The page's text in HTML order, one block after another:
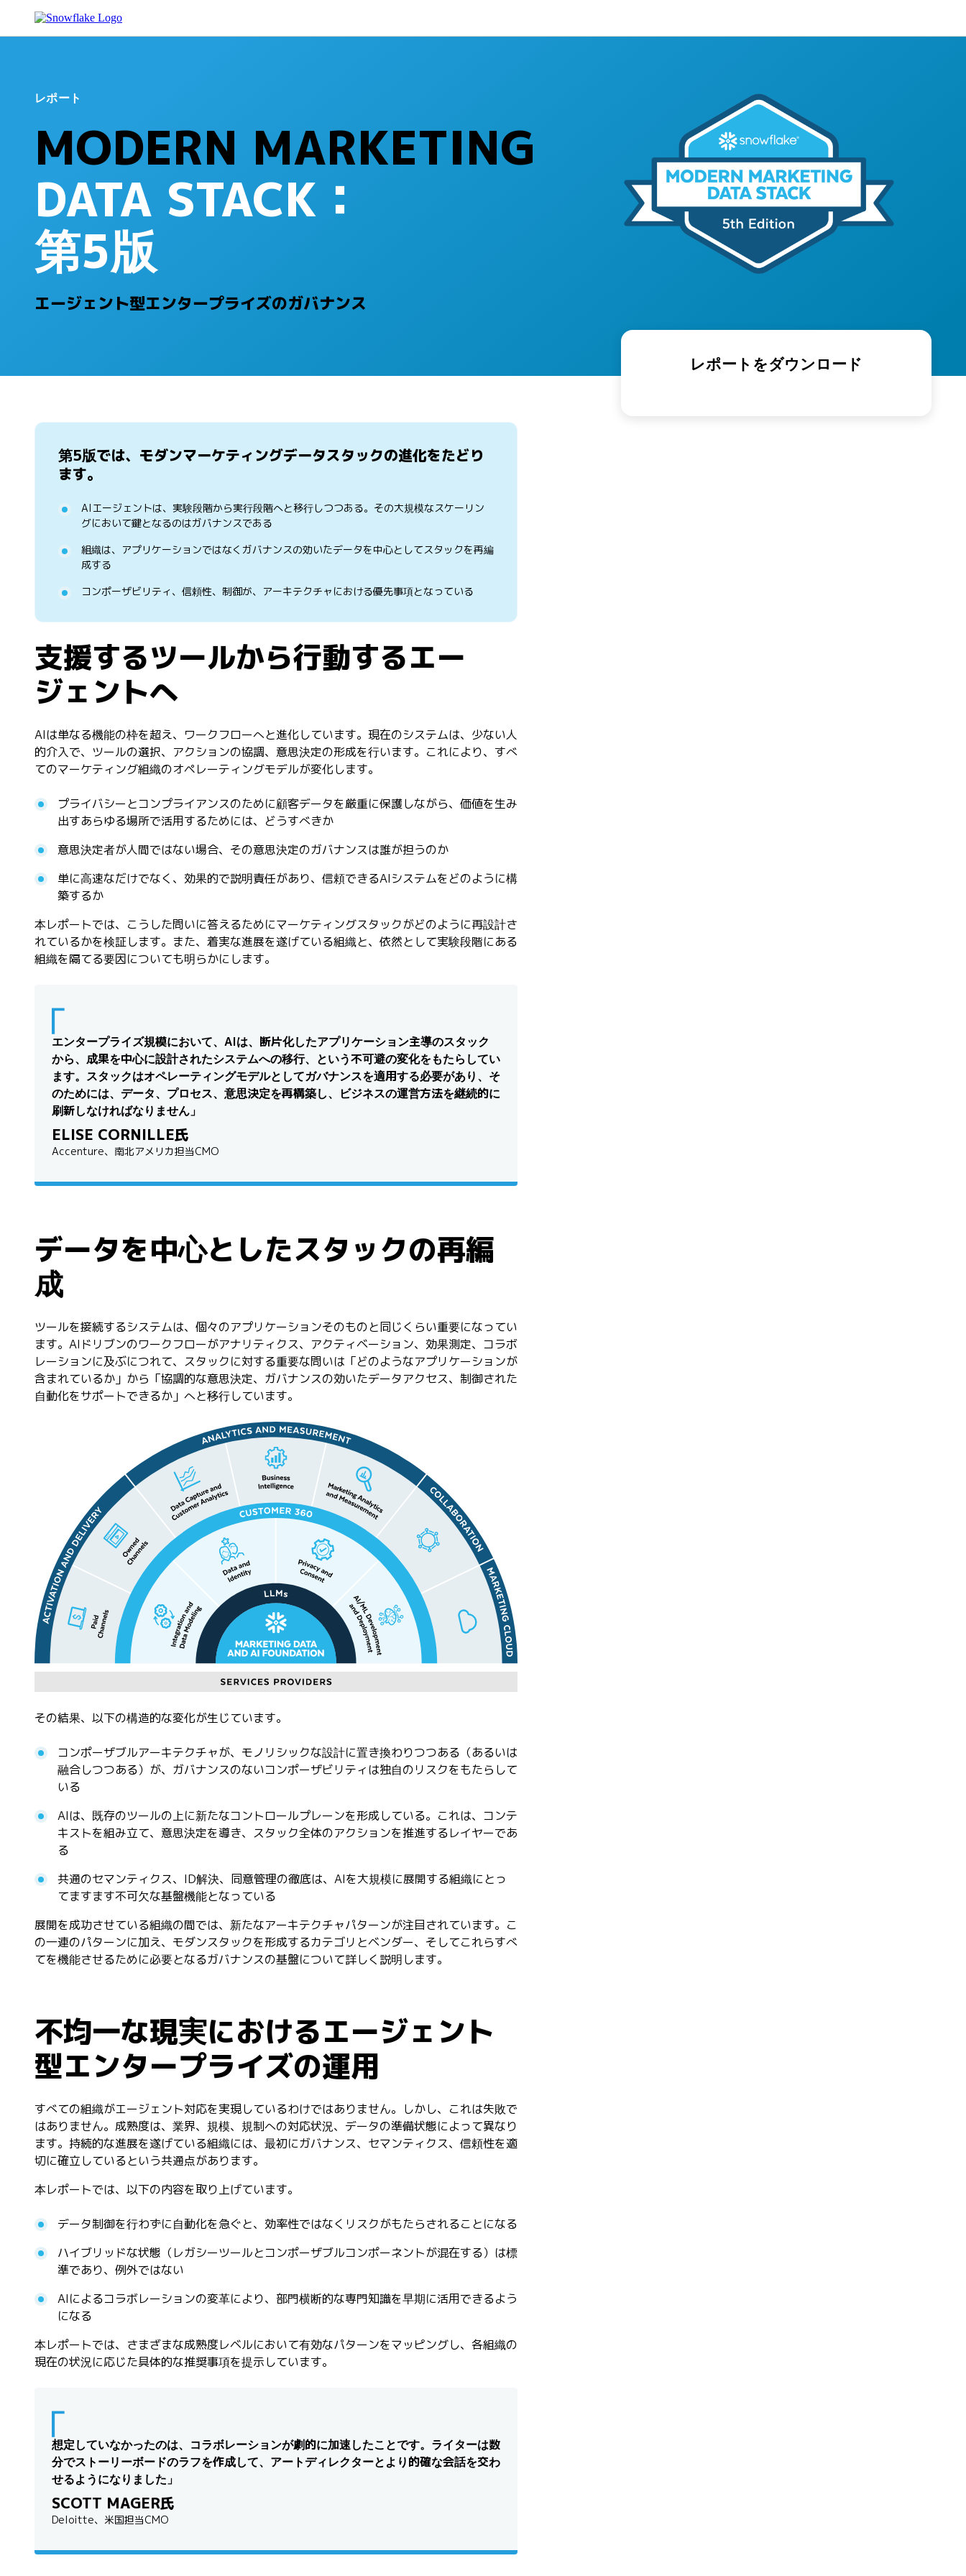
レポート
MODERN MARKETING
DATA STACK：
第5版
エージェント型エンタープライズのガバナンス
第5版では、モダンマーケティングデータスタックの進化をたどり
ます。
AIエージェントは、実験段階から実行段階へと移行しつつある。その大規模なスケーリン
グにおいて鍵となるのはガバナンスである
組織は、アプリケーションではなくガバナンスの効いたデータを中心としてスタックを再編
成する
コンポーザビリティ、信頼性、制御が、アーキテクチャにおける優先事項となっている
支援するツールから行動するエー
ジェントへ
AIは単なる機能の枠を超え、ワークフローへと進化しています。現在のシステムは、少ない人
的介入で、ツールの選択、アクションの協調、意思決定の形成を行います。これにより、すべ
てのマーケティング組織のオペレーティングモデルが変化します。
プライバシーとコンプライアンスのために顧客データを厳重に保護しながら、価値を生み
出すあらゆる場所で活用するためには、どうすべきか
意思決定者が人間ではない場合、その意思決定のガバナンスは誰が担うのか
単に高速なだけでなく、効果的で説明責任があり、信頼できるAIシステムをどのように構
築するか
本レポートでは、こうした問いに答えるためにマーケティングスタックがどのように再設計さ
れているかを検証します。また、着実な進展を遂げている組織と、依然として実験段階にある
組織を隔てる要因についても明らかにします。
エンタープライズ規模において、AIは、断片化したアプリケーション主導のスタック
から、成果を中心に設計されたシステムへの移行、という不可避の変化をもたらしてい
ます。スタックはオペレーティングモデルとしてガバナンスを適用する必要があり、そ
のためには、データ、プロセス、意思決定を再構築し、ビジネスの運営方法を継続的に
刷新しなければなりません」
ELISE CORNILLE氏
Accenture、南北アメリカ担当CMO
データを中心としたスタックの再編
成
ツールを接続するシステムは、個々のアプリケーションそのものと同じくらい重要になってい
ます。AIドリブンのワークフローがアナリティクス、アクティベーション、効果測定、コラボ
レーションに及ぶにつれて、スタックに対する重要な問いは「どのようなアプリケーションが
含まれているか」から「協調的な意思決定、ガバナンスの効いたデータアクセス、制御された
自動化をサポートできるか」へと移行しています。
その結果、以下の構造的な変化が生じています。
コンポーザブルアーキテクチャが、モノリシックな設計に置き換わりつつある（あるいは
融合しつつある）が、ガバナンスのないコンポーザビリティは独自のリスクをもたらして
いる
AIは、既存のツールの上に新たなコントロールプレーンを形成している。これは、コンテ
キストを組み立て、意思決定を導き、スタック全体のアクションを推進するレイヤーであ
る
共通のセマンティクス、ID解決、同意管理の徹底は、AIを大規模に展開する組織にとっ
てますます不可欠な基盤機能となっている
展開を成功させている組織の間では、新たなアーキテクチャパターンが注目されています。こ
の一連のパターンに加え、モダンスタックを形成するカテゴリとベンダー、そしてこれらすべ
てを機能させるために必要となるガバナンスの基盤について詳しく説明します。
不均一な現実におけるエージェント
型エンタープライズの運用
すべての組織がエージェント対応を実現しているわけではありません。しかし、これは失敗で
はありません。成熟度は、業界、規模、規制への対応状況、データの準備状態によって異なり
ます。持続的な進展を遂げている組織には、最初にガバナンス、セマンティクス、信頼性を適
切に確立しているという共通点があります。
本レポートでは、以下の内容を取り上げています。
データ制御を行わずに自動化を急ぐと、効率性ではなくリスクがもたらされることになる
ハイブリッドな状態（レガシーツールとコンポーザブルコンポーネントが混在する）は標
準であり、例外ではない
AIによるコラボレーションの変革により、部門横断的な専門知識を早期に活用できるよう
になる
本レポートでは、さまざまな成熟度レベルにおいて有効なパターンをマッピングし、各組織の
現在の状況に応じた具体的な推奨事項を提示しています。
想定していなかったのは、コラボレーションが劇的に加速したことです。ライターは数
分でストーリーボードのラフを作成して、アートディレクターとより的確な会話を交わ
せるようになりました」
SCOTT MAGER氏
Deloitte、米国担当CMO
レポートをダウンロード